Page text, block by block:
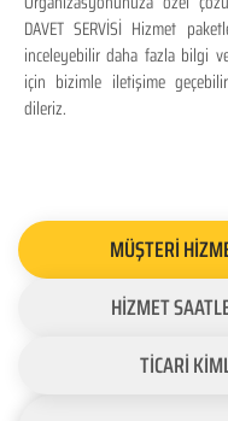
DAVET SERVİSİ Hizmet
inceleyebilir daha fazla bilgi
için bizimle iletişime
dileriz.
MÜŞTERİ
HİZMET
TİCARİ